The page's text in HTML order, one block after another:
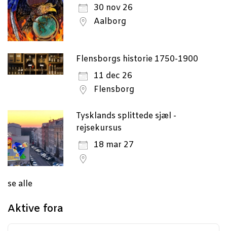
30 nov 26
Aalborg
Flensborgs historie 1750-1900
11 dec 26
Flensborg
Tysklands splittede sjæl -
rejsekursus
18 mar 27
se alle
Aktive fora